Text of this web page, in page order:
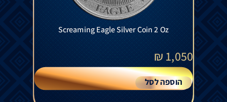
Screaming Eagle Silver Coin 2 Oz
1,050
₪
הוספה לסל